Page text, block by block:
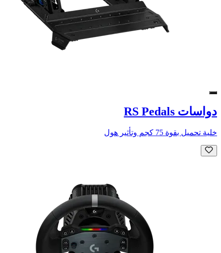
دواسات RS Pedals
خلية تحميل بقوة 75 كجم وتأثير هول